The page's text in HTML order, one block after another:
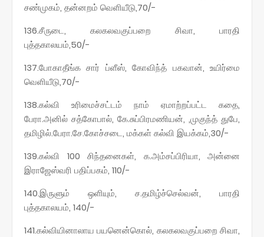
சண்முகம், தன்னறம் வெளியீடு,70/-
136.சீருடை, கலகலவகுப்பறை சிவா, பாரதி
புத்தகாலயம்,50/-
137.போகாதீங்க சார் ப்ளீஸ், கோவிந்த் பகவான், உயிர்மை
வெளியீடு,70/-
138.கல்வி உரிமைச்சட்டம் நாம் ஏமாற்றப்பட்ட கதை,
பேரா.அனில் சத்கோபால், கே.சுப்பிரமணியன், ,முகுந்த் துபே,
தமிழில்.பேரா.சே.கோச்சடை, மக்கள் கல்வி இயக்கம்,30/-
139.கல்வி 100 சிந்தனைகள், க.அம்சப்பிரியா, அன்னை
இராஜேஸ்வரி பதிப்பகம், 110/-
140.இருளும் ஒளியும், ச.தமிழ்ச்செல்வன், பாரதி
புத்தகாலயம், 140/-
141.கல்வியினாலாய பயனென்கொல், கலகலவகுப்பறை சிவா,